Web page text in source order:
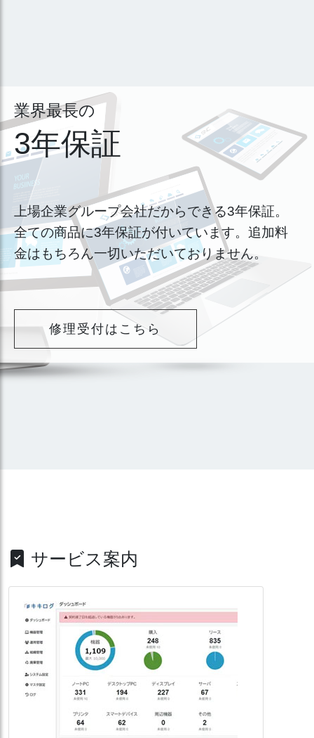
業界最長の
3年保証
上場企業グループ会社だからできる3年保証。
全ての商品に3年保証が付いています。追加料
金はもちろん一切いただいておりません。
修理受付はこちら
サービス案内